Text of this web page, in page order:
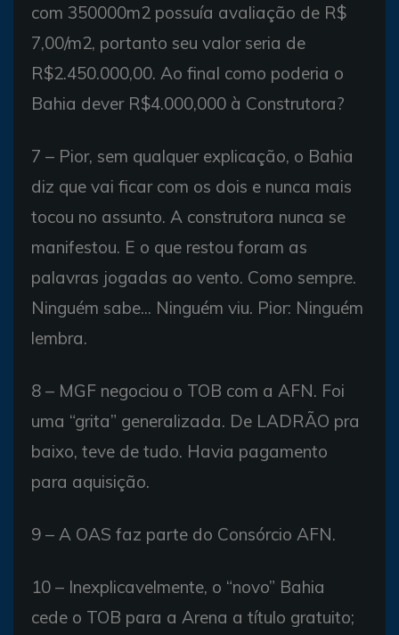
com 350000m2 possuía avaliação de R$
7,00/m2, portanto seu valor seria de
R$2.450.000,00. Ao final como poderia o
Bahia dever R$4.000,000 à Construtora?
7 – Pior, sem qualquer explicação, o Bahia
diz que vai ficar com os dois e nunca mais
tocou no assunto. A construtora nunca se
manifestou. E o que restou foram as
palavras jogadas ao vento. Como sempre.
Ninguém sabe... Ninguém viu. Pior: Ninguém
lembra.
8 – MGF negociou o TOB com a AFN. Foi
uma “grita” generalizada. De LADRÃO pra
baixo, teve de tudo. Havia pagamento
para aquisição.
9 – A OAS faz parte do Consórcio AFN.
10 – Inexplicavelmente, o “novo” Bahia
cede o TOB para a Arena a título gratuito;